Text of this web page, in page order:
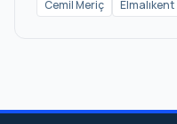
Tatlısu
Yamanevler
Cemil Meriç
Elmalıkent